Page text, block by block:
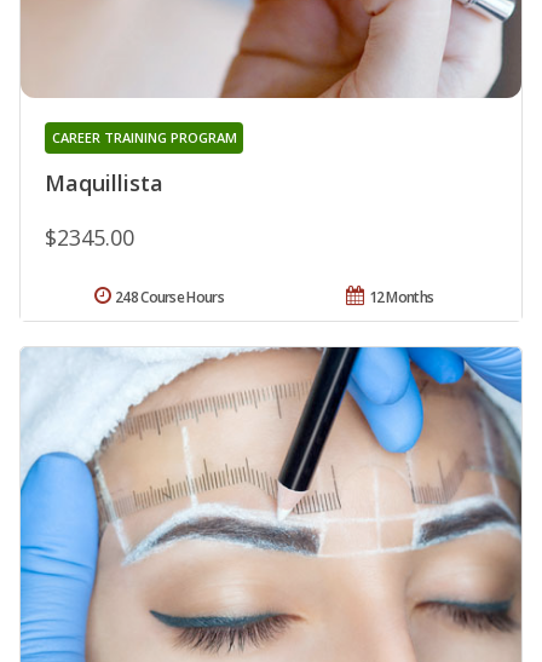
Maquillista
CAREER TRAINING PROGRAM
$2345.00
12 Months
248 Course Hours